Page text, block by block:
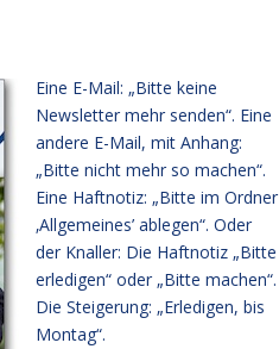
Eine E-Mail: „Bitte keine
Newsletter mehr senden“. Eine
andere E-Mail, mit Anhang:
„Bitte nicht mehr so machen“.
Eine Haftnotiz: „Bitte im Ordner
‚Allgemeines’ ablegen“. Oder
der Knaller: Die Haftnotiz „Bitte
erledigen“ oder „Bitte machen“.
Die Steigerung: „Erledigen, bis
Montag“.